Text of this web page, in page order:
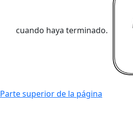
cuando haya terminado.
Parte superior de la página